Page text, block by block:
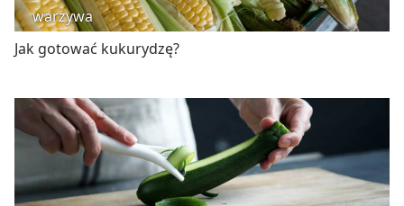
warzywa
Jak gotować kukurydzę?